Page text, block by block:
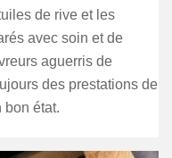
de rive et les
avec soin et de
aguerris de
des prestations de
bon état.